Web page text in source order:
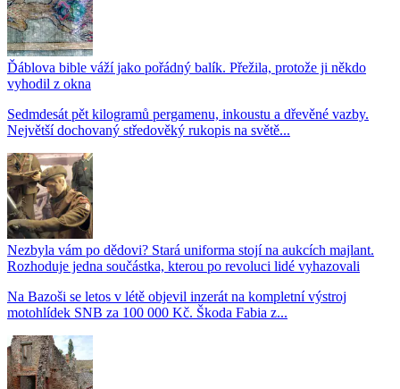
Ďáblova bible váží jako pořádný balík. Přežila, protože ji někdo
vyhodil z okna
Sedmdesát pět kilogramů pergamenu, inkoustu a dřevěné vazby.
Největší dochovaný středověký rukopis na světě...
Nezbyla vám po dědovi? Stará uniforma stojí na aukcích majlant.
Rozhoduje jedna součástka, kterou po revoluci lidé vyhazovali
Na Bazoši se letos v létě objevil inzerát na kompletní výstroj
motohlídek SNB za 100 000 Kč. Škoda Fabia z...